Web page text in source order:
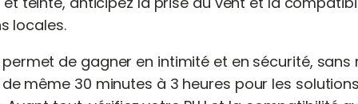
locales.
de gagner en intimité et en sécurité,
même 30 minutes à 3 heures pour les